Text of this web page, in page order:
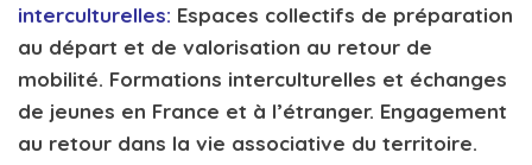
interculturelles: Espaces collectifs de préparation
au départ et de valorisation au retour de
mobilité. Formations interculturelles et échanges
de jeunes en France et à l’étranger. Engagement
au retour dans la vie associative du territoire.